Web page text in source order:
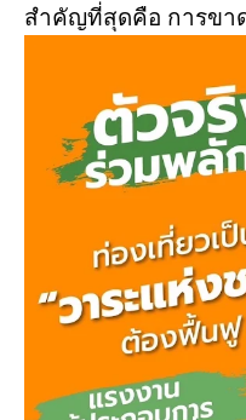
สำคัญที่สุดคือ การขา